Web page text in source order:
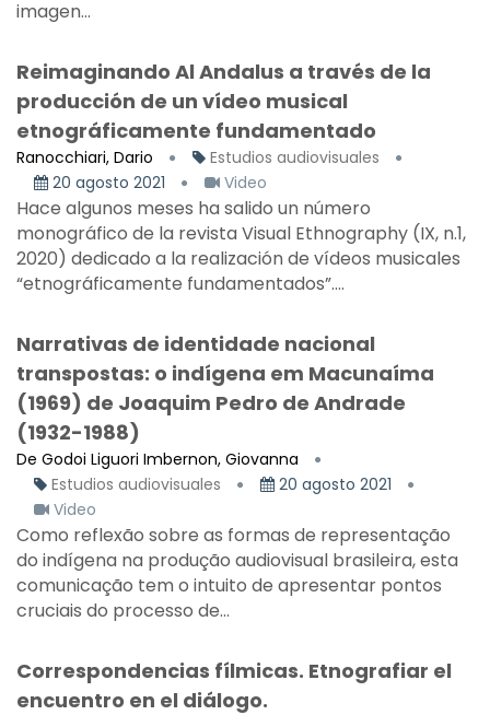
imagen...
Reimaginando Al Andalus a través de la
producción de un vídeo musical
etnográficamente fundamentado
Ranocchiari, Dario
Estudios audiovisuales
20 agosto 2021
Video
Hace algunos meses ha salido un número
monográfico de la revista Visual Ethnography (IX, n.1,
2020) dedicado a la realización de vídeos musicales
“etnográficamente fundamentados”....
Narrativas de identidade nacional
transpostas: o indígena em Macunaíma
(1969) de Joaquim Pedro de Andrade
(1932-1988)
De Godoi Liguori Imbernon, Giovanna
Estudios audiovisuales
20 agosto 2021
Video
Como reflexão sobre as formas de representação
do indígena na produção audiovisual brasileira, esta
comunicação tem o intuito de apresentar pontos
cruciais do processo de...
Correspondencias fílmicas. Etnografiar el
encuentro en el diálogo.